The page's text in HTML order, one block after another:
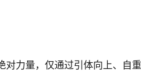
力量，仅通过引体向上、自